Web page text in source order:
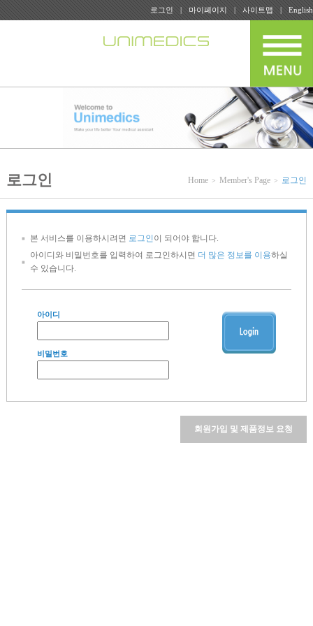
로그인 마이페이지 사이트맵 English
로그인 Home Member's Page 로그인
본 서비스를 이용하시려면 로그인 이 되어야 합니다.
아이디와 비밀번호를 입력하여 로그인하시면 더 많은 정보를 이용하실
수 있습니다.
아이디
비밀번호
회원가입 및 제품정보 요청